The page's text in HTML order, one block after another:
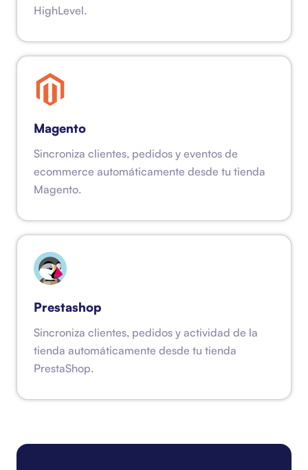
HighLevel.
Magento
Sincroniza clientes, pedidos y eventos de
ecommerce automáticamente desde tu tienda
Magento.
Prestashop
Sincroniza clientes, pedidos y actividad de la
tienda automáticamente desde tu tienda
PrestaShop.